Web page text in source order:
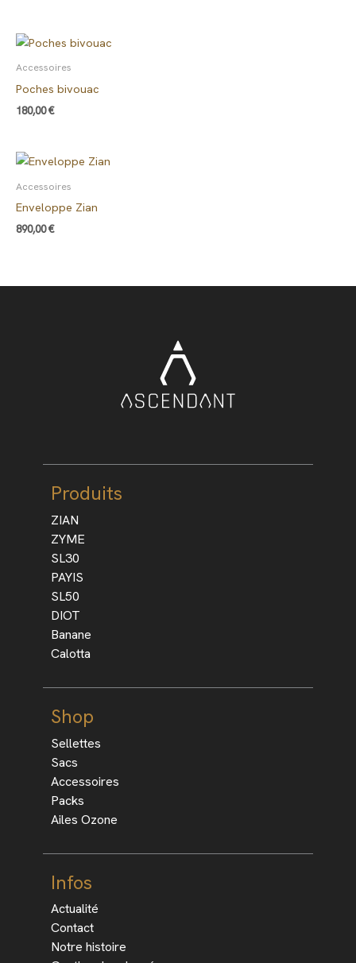
Accessoires
Poches bivouac
180,00€
Accessoires
Enveloppe Zian
890,00€
Produits
ZIAN
ZYME
SL30
PAYIS
SL50
DIOT
Banane
Calotta
Shop
Sellettes
Sacs
Accessoires
Packs
Ailes Ozone
Infos
Actualité
Contact
Notre histoire